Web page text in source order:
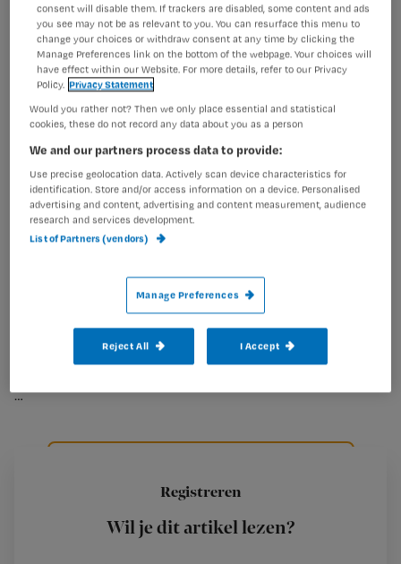
Registreren
Wil je dit artikel lezen?
In de afgelopen 2 jaar werden
verschillende richtlijnen op het gebied
van maagklachten en misselijkheid
In 2021 werd de NHG-standaard Maagklachten aangepast.
‘maagbescherming’ is verschoven naar een aparte
…
consent will disable them. If trackers are disabled, some content and ads
you see may not be as relevant to you. You can resurface this menu to
change your choices or withdraw consent at any time by clicking the
Manage Preferences link on the bottom of the webpage. Your choices will
have effect within our Website. For more details, refer to our Privacy
Policy. Privacy Statement
Would you rather not? Then we only place essential and statistical
cookies, these do not record any data about you as a person
We and our partners process data to provide:
Use precise geolocation data. Actively scan device characteristics for
identification. Store and/or access information on a device. Personalised
advertising and content, advertising and content measurement, audience
research and services development.
List of Partners (vendors)
Manage Preferences
Reject All I Accept